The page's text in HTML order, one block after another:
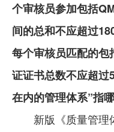
个审核员参加包括
间的总和不应超过
每个审核员匹配的包
证证书总数不应超过
在内的管理体系”指
新版《质量管理